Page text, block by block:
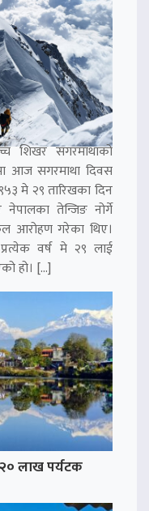
शिखर सगरमाथाको
आज सगरमाथा दिवस
मे २९ तारिखका दिन
तेन्जिङ नोर्गे
आरोहण गरेका थिए।
वर्ष मे २९ लाई
हो। […]
लाख पर्यटक